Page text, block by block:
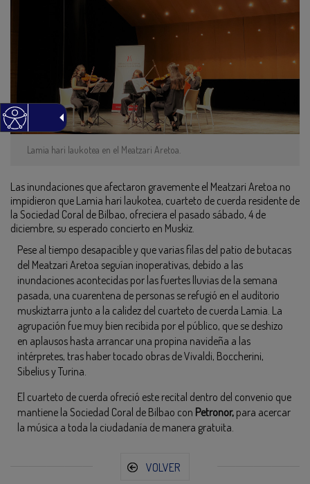
Lamia hari laukotea en el Meatzari Aretoa.
Las inundaciones que afectaron gravemente el Meatzari Aretoa no
impidieron que Lamia hari laukotea, cuarteto de cuerda residente de
la Sociedad Coral de Bilbao, ofreciera el pasado sábado, 4 de
diciembre, su esperado concierto en Muskiz.
Pese al tiempo desapacible y que varias filas del patio de butacas
del Meatzari Aretoa seguían inoperativas, debido a las
inundaciones acontecidas por las fuertes lluvias de la semana
pasada, una cuarentena de personas se refugió en el auditorio
muskiztarra junto a la calidez del cuarteto de cuerda Lamia. La
agrupación fue muy bien recibida por el público, que se deshizo
en aplausos hasta arrancar una propina navideña a las
intérpretes, tras haber tocado obras de Vivaldi, Boccherini,
Sibelius y Turina.
El cuarteto de cuerda ofreció este recital dentro del convenio que
mantiene la Sociedad Coral de Bilbao con Petronor, para acercar
la música a toda la ciudadanía de manera gratuita.
VOLVER